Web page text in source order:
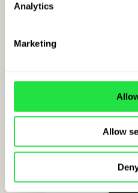
Analytics
Marketing
Allow
hos
Åbn en gratis
få minutter i